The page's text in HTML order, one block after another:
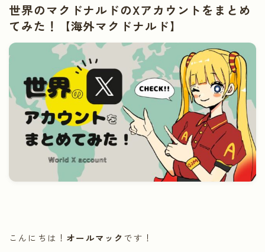
世界のマクドナルドのXアカウントをまとめ
てみた！【海外マクドナルド】
こんにちは！ オールマック です！